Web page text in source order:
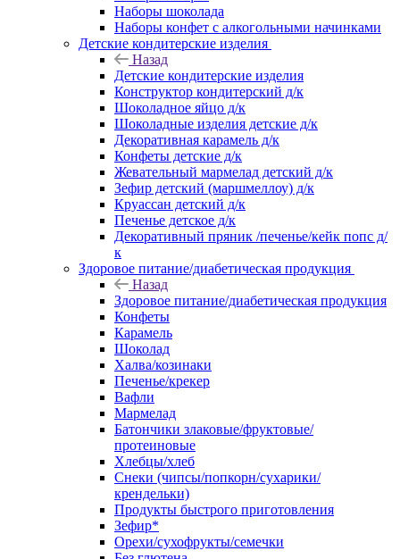
Наборы шоколада
Наборы конфет с алкогольными начинками
Детские кондитерские изделия
Назад
Детские кондитерские изделия
Конструктор кондитерский д/к
Шоколадное яйцо д/к
Шоколадные изделия детские д/к
Декоративная карамель д/к
Конфеты детские д/к
Жевательный мармелад детский д/к
Зефир детский (маршмеллоу) д/к
Круассан детский д/к
Печенье детское д/к
Декоративный пряник /печенье/кейк попс д/
к
Здоровое питание/диабетическая продукция
Назад
Здоровое питание/диабетическая продукция
Конфеты
Карамель
Шоколад
Халва/козинаки
Печенье/крекер
Вафли
Мармелад
Батончики злаковые/фруктовые/
протеиновые
Хлебцы/хлеб
Снеки (чипсы/попкорн/сухарики/
крендельки)
Продукты быстрого приготовления
Зефир*
Орехи/сухофрукты/семечки